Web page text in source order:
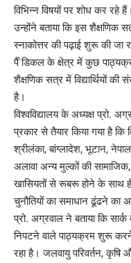
विभिन्न विषयों पर शोध कर रहे हैं।
उन्होंने बताया कि इस शैक्षणिक
स्नाकोत्तर की पढ़ाई शुरू की
पै ेडिकल के क्षेत्र में कुछ
शैक्षणिक सत्र में विद्यार्थियों
है।
विश्वविद्यालय के अध्यक्ष प्रो.
प्रकार से तैयार किया गया है कि
श्रीलंका, बांग्लादेश, भूटान,
अलावा अन्य मुल्कों की
खासियतों से रूबरू होने के साथ
चुनौतियों का समाधान ढूंढने का
प्रो. अग्रवाल ने बताया कि
निपटने वाले पाठ्यक्रम शुरू
रहा है। जलवायु परिवर्तन,